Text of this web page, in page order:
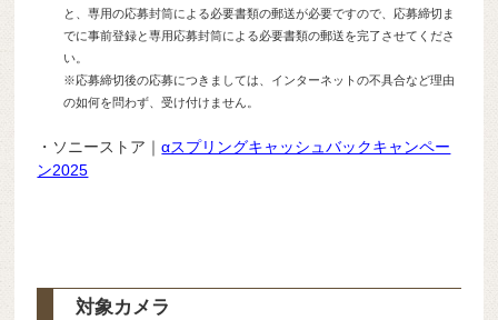
と、専用の応募封筒による必要書類の郵送が必要ですので、応募締切ま
でに事前登録と専用応募封筒による必要書類の郵送を完了させてくださ
い。
※応募締切後の応募につきましては、インターネットの不具合など理由
の如何を問わず、受け付けません。
・ソニーストア｜αスプリングキャッシュバックキャンペー
ン2025
対象カメラ